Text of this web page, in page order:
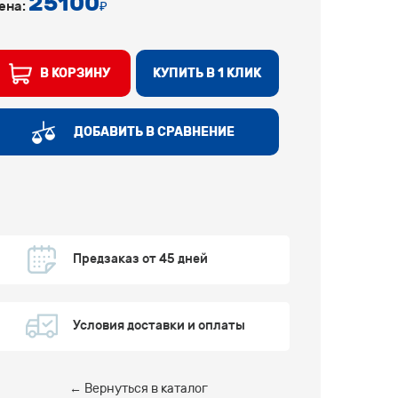
₽
В КОРЗИНУ КУПИТЬ В 1 КЛИК
ДОБАВИТЬ В СРАВНЕНИЕ
Предзаказ от 45 дней
Условия доставки и оплаты
← Вернуться в каталог